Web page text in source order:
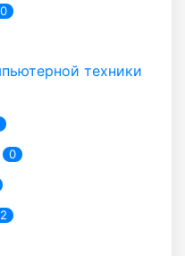
0
техники
0
2